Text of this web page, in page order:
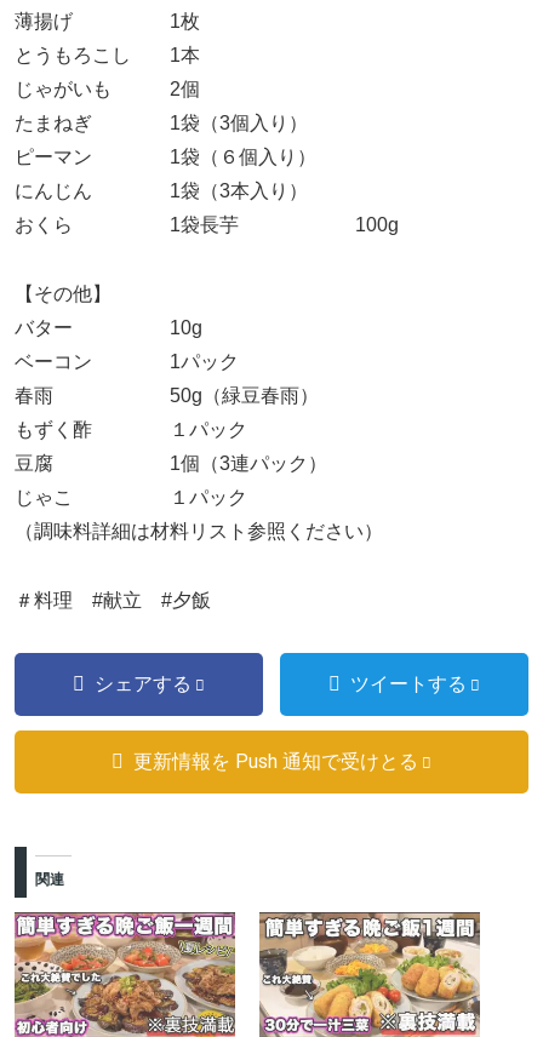
薄揚げ 1枚
とうもろこし 1本
じゃがいも 2個
たまねぎ 1袋（3個入り）
ピーマン 1袋（６個入り）
にんじん 1袋（3本入り）
おくら 1袋長芋 100g
【その他】
バター 10g
ベーコン 1パック
春雨 50g（緑豆春雨）
もずく酢 １パック
豆腐 1個（3連パック）
じゃこ １パック
（調味料詳細は材料リスト参照ください）
＃料理 #献立 #夕飯
シェアする ツイートする
更新情報を Push 通知で受けとる
関連